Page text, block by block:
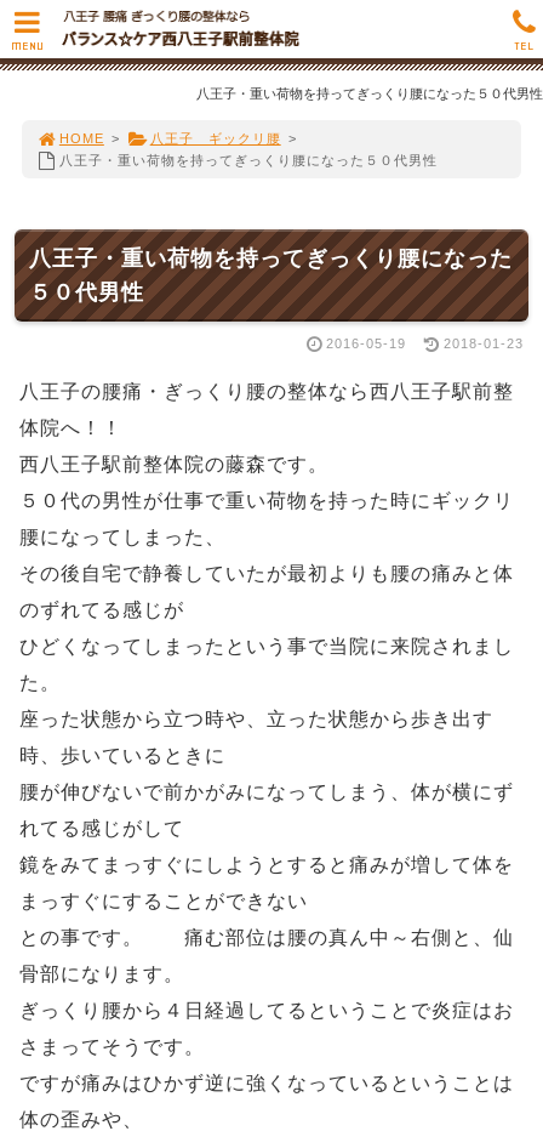
八王子・重い荷物を持ってぎっくり腰になった５０代男性
HOME > 八王子 ギックリ腰 >
八王子・重い荷物を持ってぎっくり腰になった５０代男性
八王子・重い荷物を持ってぎっくり腰になった
５０代男性
2016-05-19 2018-01-23
八王子の腰痛・ぎっくり腰の整体なら西八王子駅前整
体院へ！！
西八王子駅前整体院の藤森です。
５０代の男性が仕事で重い荷物を持った時にギックリ
腰になってしまった、
その後自宅で静養していたが最初よりも腰の痛みと体
のずれてる感じが
ひどくなってしまったという事で当院に来院されまし
た。
座った状態から立つ時や、立った状態から歩き出す
時、歩いているときに
腰が伸びないで前かがみになってしまう、体が横にず
れてる感じがして
鏡をみてまっすぐにしようとすると痛みが増して体を
まっすぐにすることができない
との事です。 痛む部位は腰の真ん中～右側と、仙
骨部になります。
ぎっくり腰から４日経過してるということで炎症はお
さまってそうです。
ですが痛みはひかず逆に強くなっているということは
体の歪みや、
MENU TEL